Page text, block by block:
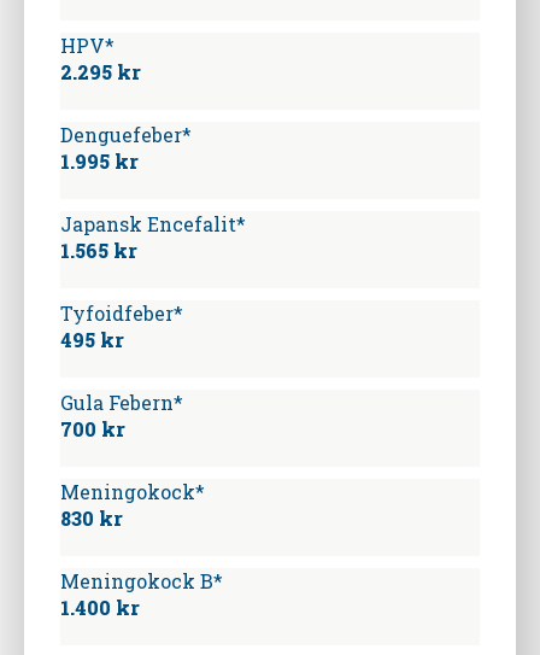
HPV*
2.295 kr
Denguefeber*
1.995 kr
Japansk Encefalit*
1.565 kr
Tyfoidfeber*
495 kr
Gula Febern*
700 kr
Meningokock*
830 kr
Meningokock B*
1.400 kr